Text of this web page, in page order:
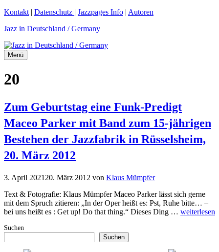
Zum
springen
Kontakt | Datenschutz | Jazzpages Info | Autoren
Jazz in Deutschland / Germany
Menü
20
Zum Geburtstag eine Funk-Predigt
Maceo Parker mit Band zum 15-jährigen
Bestehen der Jazzfabrik in Rüsselsheim,
20. März 2012
3. April 2021 20. März 2012 von Klaus Mümpfer
Text & Fotografie: Klaus Mümpfer Maceo Parker lässt sich gerne
mit dem Spruch zitieren: „In der Oper heißt es: Pst, Ruhe bitte… –
bei uns heißt es : Get up! Do that thing.“ Dieses Ding … weiterlesen
Suchen
Suchen